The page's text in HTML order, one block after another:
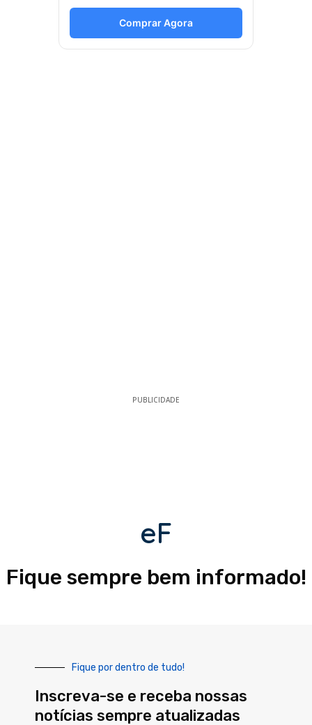
Comprar Agora
PUBLICIDADE
eF
Fique sempre bem informado!
Fique por dentro de tudo!
Inscreva-se e receba nossas
notícias sempre atualizadas